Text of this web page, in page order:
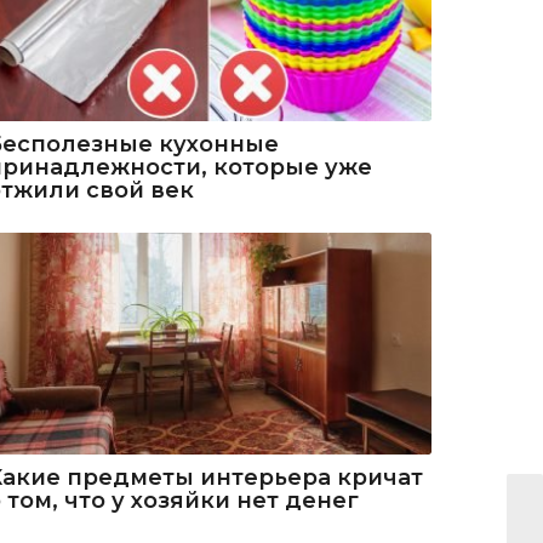
кухонные
которые уже
свой век
предметы интерьера кричат
том, что у хозяйки нет денег